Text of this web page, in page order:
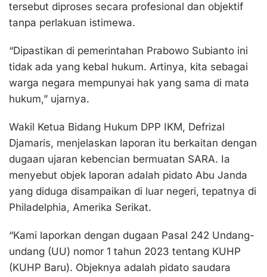
tersebut diproses secara profesional dan objektif
tanpa perlakuan istimewa.
“Dipastikan di pemerintahan Prabowo Subianto ini
tidak ada yang kebal hukum. Artinya, kita sebagai
warga negara mempunyai hak yang sama di mata
hukum,” ujarnya.
Wakil Ketua Bidang Hukum DPP IKM, Defrizal
Djamaris, menjelaskan laporan itu berkaitan dengan
dugaan ujaran kebencian bermuatan SARA. Ia
menyebut objek laporan adalah pidato Abu Janda
yang diduga disampaikan di luar negeri, tepatnya di
Philadelphia, Amerika Serikat.
“Kami laporkan dengan dugaan Pasal 242 Undang-
undang (UU) nomor 1 tahun 2023 tentang KUHP
(KUHP Baru). Objeknya adalah pidato saudara